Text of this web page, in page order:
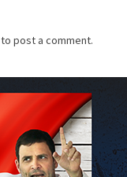
to post a comment.